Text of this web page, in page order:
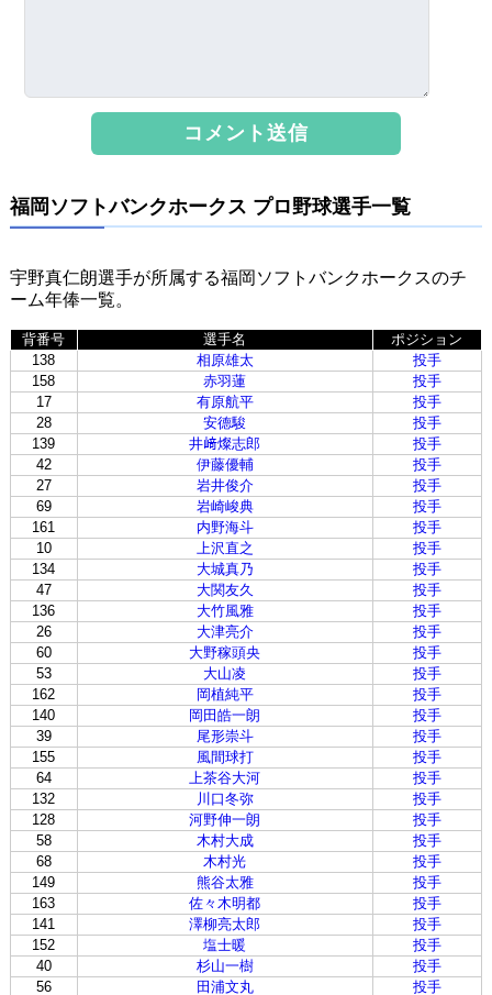
福岡ソフトバンクホークス プロ野球選手一覧
宇野真仁朗選手が所属する福岡ソフトバンクホークスのチ
ーム年俸一覧。
背番号 選手名
ポジション
138
相原雄太
投手
158
赤羽蓮
投手
17
有原航平
投手
28
安德駿
投手
139
井﨑燦志郎
投手
42
伊藤優輔
投手
27
岩井俊介
投手
69
岩崎峻典
投手
161
内野海斗
投手
10
上沢直之
投手
134
大城真乃
投手
47
大関友久
投手
136
大竹風雅
投手
26
大津亮介
投手
60
大野稼頭央
投手
53
大山凌
投手
162
岡植純平
投手
140
岡田皓一朗
投手
39
尾形崇斗
投手
155
風間球打
投手
64
上茶谷大河
投手
132
川口冬弥
投手
128
河野伸一朗
投手
58
木村大成
投手
68
木村光
投手
149
熊谷太雅
投手
163
佐々木明都
投手
141
澤柳亮太郎
投手
152
塩士暖
投手
40
杉山一樹
投手
56
田浦文丸 投手